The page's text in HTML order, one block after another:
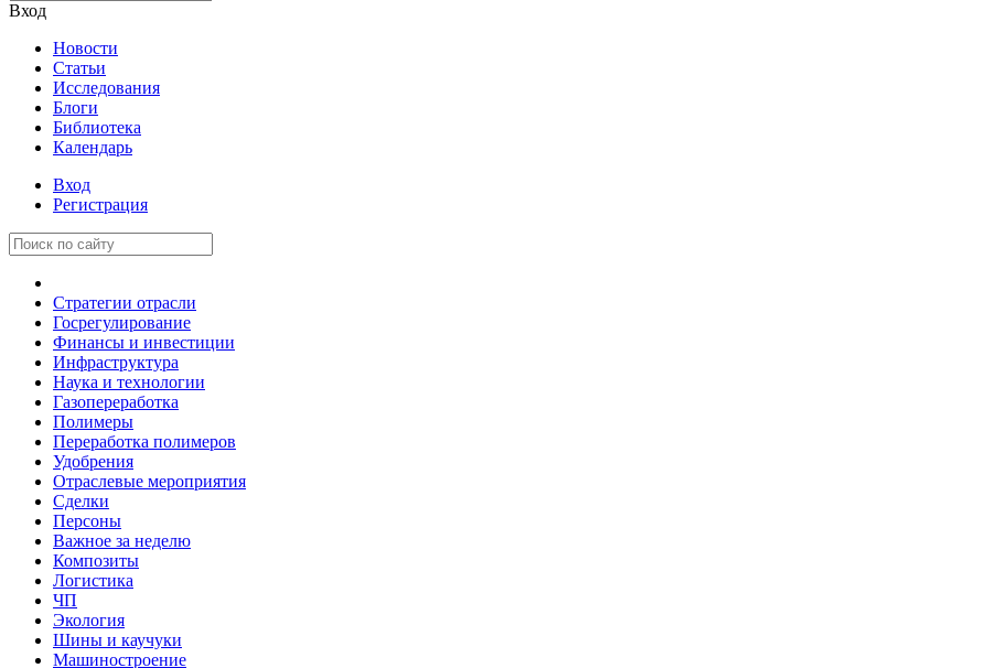
Вход
Новости
Статьи
Исследования
Блоги
Библиотека
Календарь
Вход
Регистрация
Стратегии отрасли
Госрегулирование
Финансы и инвестиции
Инфраструктура
Наука и технологии
Газопереработка
Полимеры
Переработка полимеров
Удобрения
Отраслевые мероприятия
Сделки
Персоны
Важное за неделю
Композиты
Логистика
ЧП
Экология
Шины и каучуки
Машиностроение